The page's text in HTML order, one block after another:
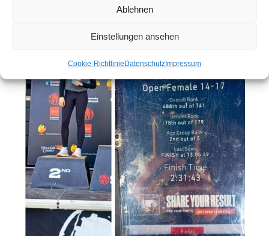
Ablehnen
Einstellungen ansehen
Cookie-Richtlinie Datenschutz Impressum